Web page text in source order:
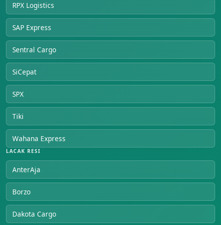
RPX Logistics
SAP Express
Sentral Cargo
SiCepat
SPX
Tiki
Wahana Express
LACAK RESI
AnterAja
Borzo
Dakota Cargo